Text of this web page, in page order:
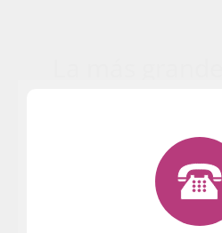
Tu entrada en la Party
registros! ¡Así de fácil
¡Llama y prepárate